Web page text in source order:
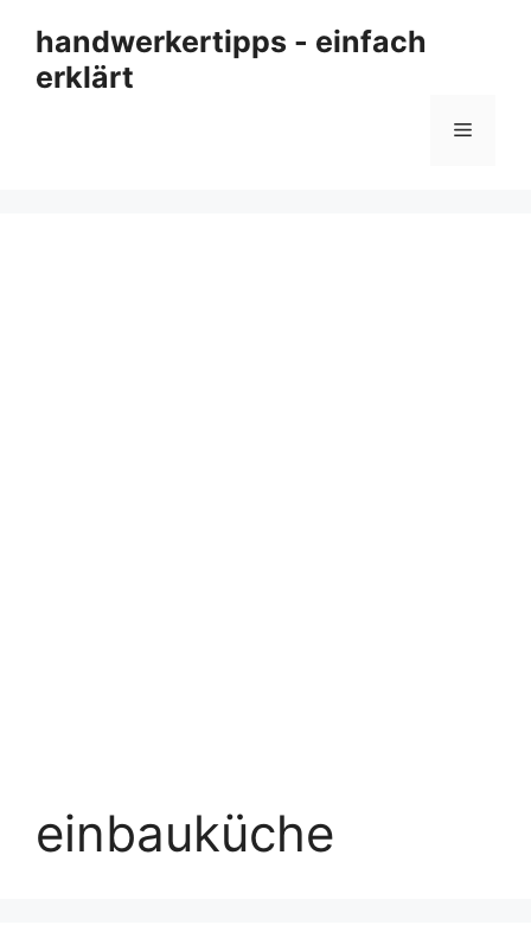
Inhalt
springen
handwerkertipps - einfach
erklärt
Menü
einbauküche